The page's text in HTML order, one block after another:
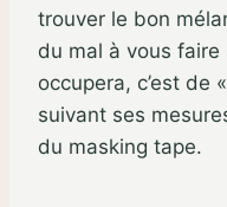
trouver le bon
du mal à vous faire
occupera, c’est de
suivant ses
du masking tape.